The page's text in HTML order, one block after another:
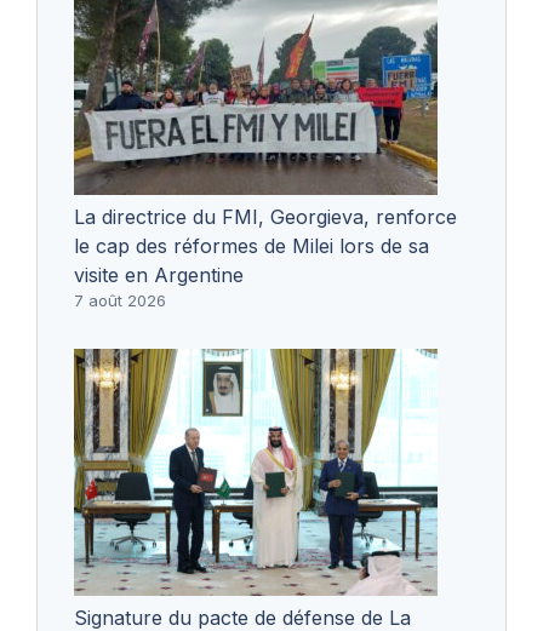
La directrice du FMI, Georgieva, renforce
le cap des réformes de Milei lors de sa
visite en Argentine
7 août 2026
Signature du pacte de défense de La